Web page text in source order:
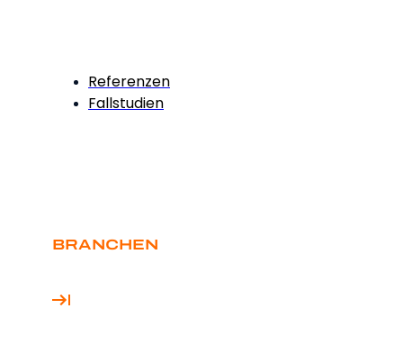
Referenzen
Fallstudien
BRANCHEN